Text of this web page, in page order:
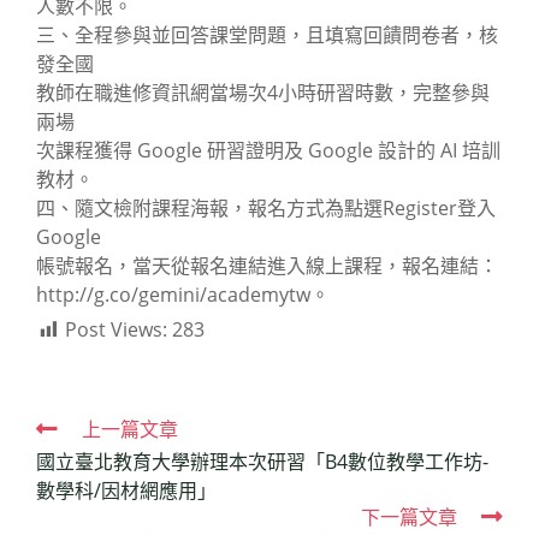
人數不限。
三、全程參與並回答課堂問題，且填寫回饋問卷者，核
發全國
教師在職進修資訊網當場次4小時研習時數，完整參與
兩場
次課程獲得 Google 研習證明及 Google 設計的 AI 培訓
教材。
四、隨文檢附課程海報，報名方式為點選Register登入
Google
帳號報名，當天從報名連結進入線上課程，報名連結：
http://g.co/gemini/academytw。
Post Views: 283
Read
more
articles
上一篇文章
國立臺北教育大學辦理本次研習「B4數位教學工作坊-
數學科/因材網應用」
下一篇文章